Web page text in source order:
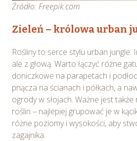
Źródło: Freepik.com
Zieleń – królowa urban
Rośliny to serce stylu urban jungle.
ale z głową. Warto łączyć różne
doniczkowe na parapetach i
pnącza na ścianach i półkach, a
ogrody w słojach. Ważne jest
roślin – najlepiej grupować je w
różne poziomy i wysokości, aby
zagajnika.